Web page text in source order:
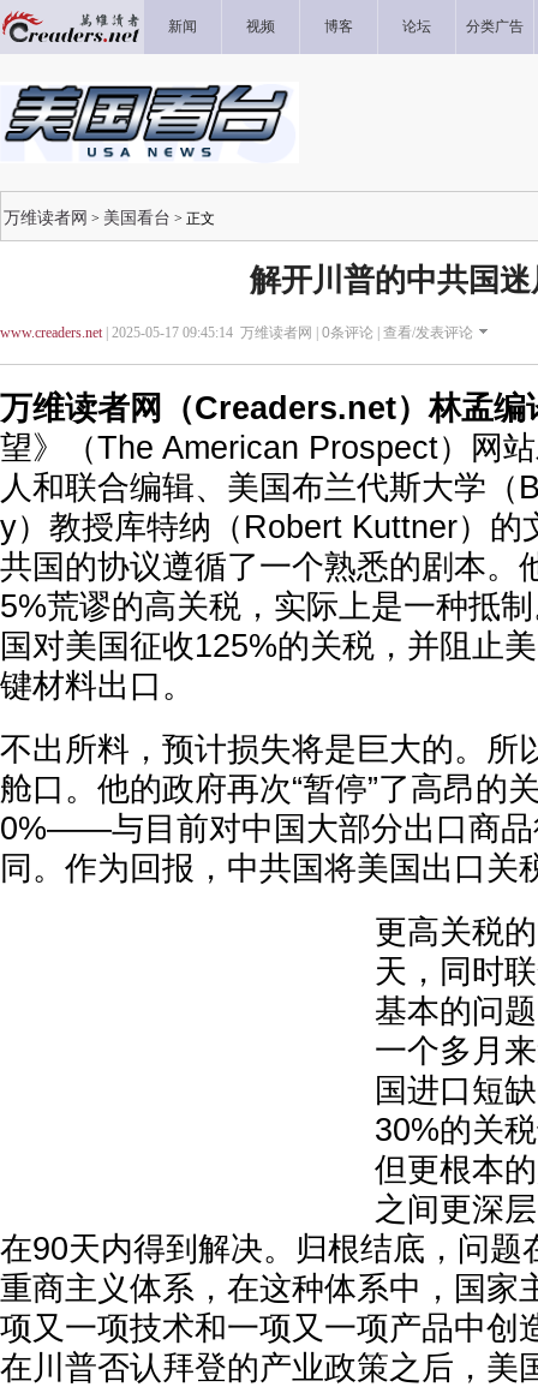
新闻 视频 博客 论坛 分类广告
万维读者网 > 美国看台 > 正文
解开川普的中共国迷
www.creaders.net| 2025-05-17 09:45:14 万维读者网 | 0条评论 | 查看/发表评论
万维读者网（Creaders.net）林孟编
望》（The American Prospect）网
人和联合编辑、美国布兰代斯大学（
y）教授库特纳（Robert Kuttner）的
共国的协议遵循了一个熟悉的剧本。
5%荒谬的高关税，实际上是一种抵
国对美国征收125%的关税，并阻止
键材料出口。
不出所料，预计损失将是巨大的。所
舱口。他的政府再次“暂停”了高昂的
0%——与目前对中国大部分出口商品
同。作为回报，中共国将美国出口关
更高关税
天，同时
基本的问
一个多月
国进口短
30%的关
但更根本
之间更深
在90天内得到解决。归根结底，问题
重商主义体系，在这种体系中，国家
项又一项技术和一项又一项产品中创
在川普否认拜登的产业政策之后，美